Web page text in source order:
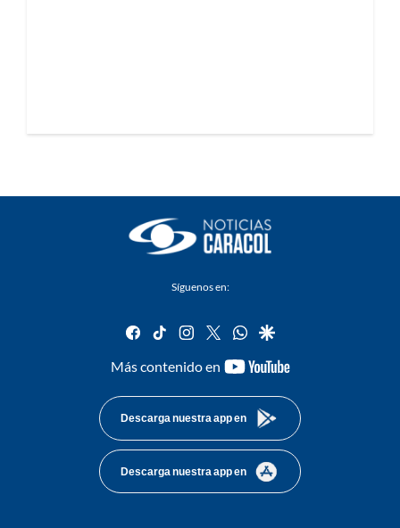
Síguenos en:
facebook
tiktok instagram
twitterwhatsapp
google
Más contenido en
youtube-
Descarga nuestra app en
Descarga nuestra app en